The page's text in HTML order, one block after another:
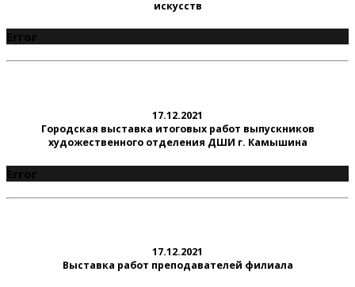
искусств
Error
17.12.2021
Городская выставка итоговых работ выпускников
художественного отделения ДШИ г. Камышина
Error
17.12.2021
Выставка работ преподавателей филиала